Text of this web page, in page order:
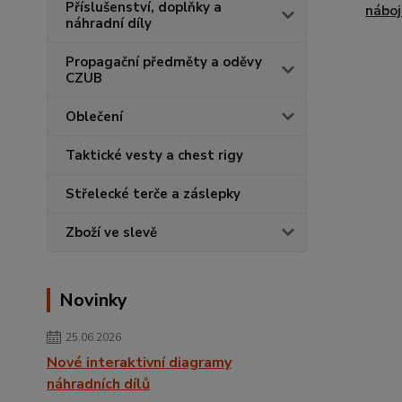
Příslušenství, doplňky a
náhradní díly
Propagační předměty a oděvy
CZUB
Oblečení
Taktické vesty a chest rigy
Střelecké terče a záslepky
Zboží ve slevě
Novinky
25.06.2026
Nové interaktivní diagramy
náhradních dílů